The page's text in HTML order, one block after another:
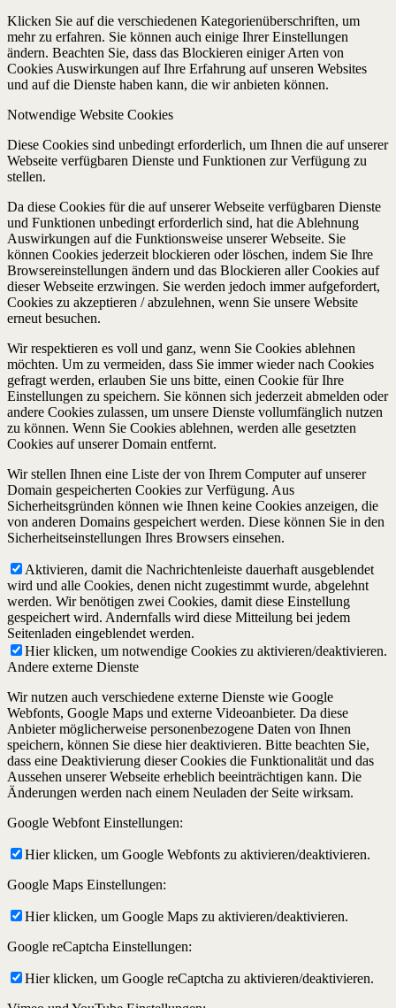
Klicken Sie auf die verschiedenen Kategorienüberschriften, um
mehr zu erfahren. Sie können auch einige Ihrer Einstellungen
ändern. Beachten Sie, dass das Blockieren einiger Arten von
Cookies Auswirkungen auf Ihre Erfahrung auf unseren Websites
und auf die Dienste haben kann, die wir anbieten können.
Notwendige Website Cookies
Diese Cookies sind unbedingt erforderlich, um Ihnen die auf unserer
Webseite verfügbaren Dienste und Funktionen zur Verfügung zu
stellen.
Da diese Cookies für die auf unserer Webseite verfügbaren Dienste
und Funktionen unbedingt erforderlich sind, hat die Ablehnung
Auswirkungen auf die Funktionsweise unserer Webseite. Sie
können Cookies jederzeit blockieren oder löschen, indem Sie Ihre
Browsereinstellungen ändern und das Blockieren aller Cookies auf
dieser Webseite erzwingen. Sie werden jedoch immer aufgefordert,
Cookies zu akzeptieren / abzulehnen, wenn Sie unsere Website
erneut besuchen.
Wir respektieren es voll und ganz, wenn Sie Cookies ablehnen
möchten. Um zu vermeiden, dass Sie immer wieder nach Cookies
gefragt werden, erlauben Sie uns bitte, einen Cookie für Ihre
Einstellungen zu speichern. Sie können sich jederzeit abmelden oder
andere Cookies zulassen, um unsere Dienste vollumfänglich nutzen
zu können. Wenn Sie Cookies ablehnen, werden alle gesetzten
Cookies auf unserer Domain entfernt.
Wir stellen Ihnen eine Liste der von Ihrem Computer auf unserer
Domain gespeicherten Cookies zur Verfügung. Aus
Sicherheitsgründen können wie Ihnen keine Cookies anzeigen, die
von anderen Domains gespeichert werden. Diese können Sie in den
Sicherheitseinstellungen Ihres Browsers einsehen.
Aktivieren, damit die Nachrichtenleiste dauerhaft ausgeblendet
wird und alle Cookies, denen nicht zugestimmt wurde, abgelehnt
werden. Wir benötigen zwei Cookies, damit diese Einstellung
gespeichert wird. Andernfalls wird diese Mitteilung bei jedem
Seitenladen eingeblendet werden.
Hier klicken, um notwendige Cookies zu aktivieren/deaktivieren.
Andere externe Dienste
Wir nutzen auch verschiedene externe Dienste wie Google
Webfonts, Google Maps und externe Videoanbieter. Da diese
Anbieter möglicherweise personenbezogene Daten von Ihnen
speichern, können Sie diese hier deaktivieren. Bitte beachten Sie,
dass eine Deaktivierung dieser Cookies die Funktionalität und das
Aussehen unserer Webseite erheblich beeinträchtigen kann. Die
Änderungen werden nach einem Neuladen der Seite wirksam.
Google Webfont Einstellungen:
Hier klicken, um Google Webfonts zu aktivieren/deaktivieren.
Google Maps Einstellungen:
Hier klicken, um Google Maps zu aktivieren/deaktivieren.
Google reCaptcha Einstellungen:
Hier klicken, um Google reCaptcha zu aktivieren/deaktivieren.